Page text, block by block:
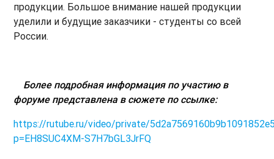
продукции. Большое внимание нашей продукции
уделили и будущие заказчики - студенты со всей
России.
Более подробная информация по участию в
форуме представлена в сюжете по ссылке:
https://rutube.ru/video/private/
p=EH8SUC4XM-S7H7bGL3JrFQ